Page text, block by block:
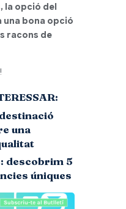
la opció del
una bona opció
racons de
una
descobrim 5
úniques